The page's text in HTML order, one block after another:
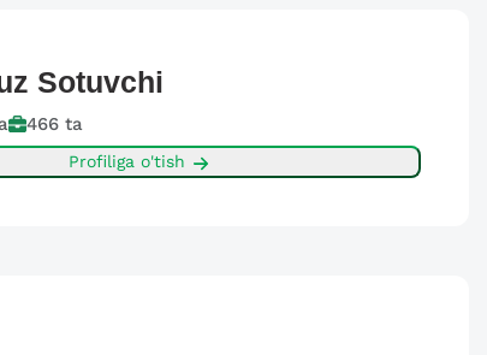
Sotuvchi
466 ta
Profiliga o'tish